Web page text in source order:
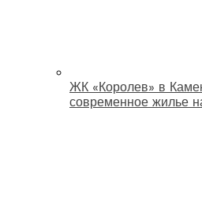
ЖК «Королев» в
современное жилье